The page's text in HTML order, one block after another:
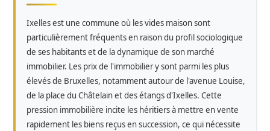
Ixelles est une commune où les vides maison sont
particulièrement fréquents en raison du profil sociologique
de ses habitants et de la dynamique de son marché
immobilier. Les prix de l'immobilier y sont parmi les plus
élevés de Bruxelles, notamment autour de l'avenue Louise,
de la place du Châtelain et des étangs d'Ixelles. Cette
pression immobilière incite les héritiers à mettre en vente
rapidement les biens reçus en succession, ce qui nécessite